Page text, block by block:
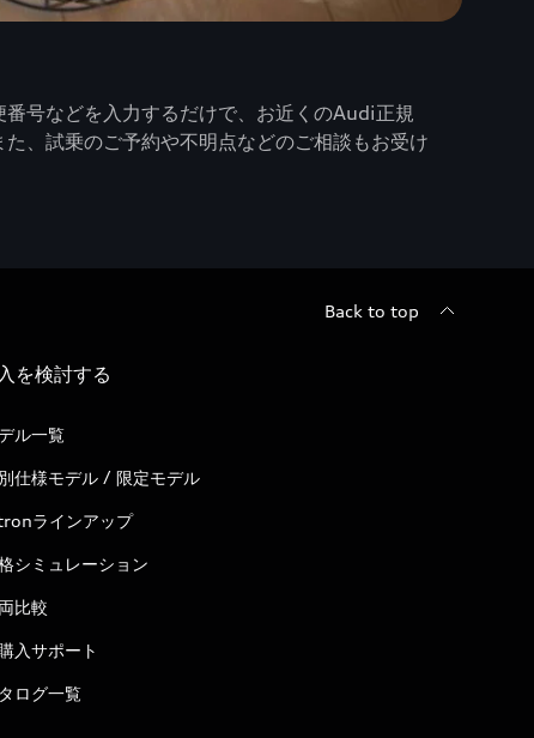
号などを入力するだけで、お近くのAudi正規
、試乗のご予約や不明点などのご相談もお受け
Back to top
を検討する
ル一覧
仕様モデル / 限定モデル
ラインアップ
シミュレーション
比較
入サポート
ログ一覧